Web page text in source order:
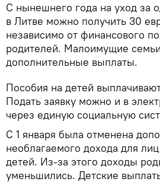
С нынешнего года на уход за
в Литве можно получить 30
независимо от финансового
родителей. Малоимущие
дополнительные выплаты.
Пособия на детей
Подать заявку можно и в
через единую социальную
С 1 января была отменена
необлагаемого дохода для
детей. Из-за этого доходы
уменьшились. Детские